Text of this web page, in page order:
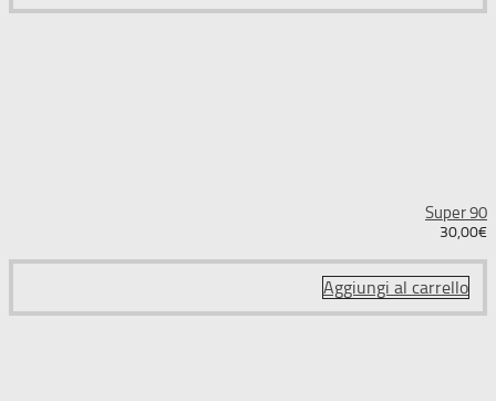
Super 90
30,00€
Aggiungi al carrello